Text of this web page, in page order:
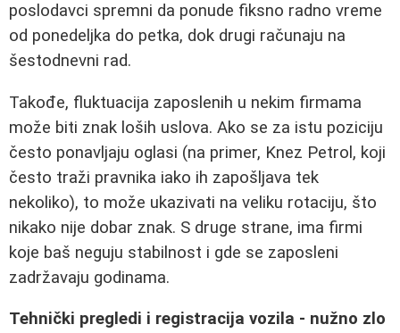
poslodavci spremni da ponude fiksno radno vreme
od ponedeljka do petka, dok drugi računaju na
šestodnevni rad.
Takođe, fluktuacija zaposlenih u nekim firmama
može biti znak loših uslova. Ako se za istu poziciju
često ponavljaju oglasi (na primer, Knez Petrol, koji
često traži pravnika iako ih zapošljava tek
nekoliko), to može ukazivati na veliku rotaciju, što
nikako nije dobar znak. S druge strane, ima firmi
koje baš neguju stabilnost i gde se zaposleni
zadržavaju godinama.
Tehnički pregledi i registracija vozila - nužno zlo